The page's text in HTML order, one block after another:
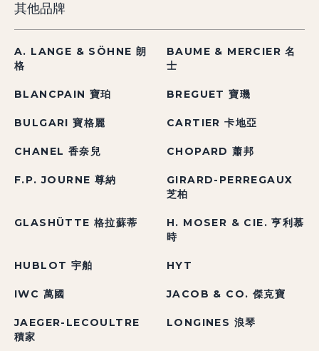
其他品牌
A. LANGE & SÖHNE 朗
格
BAUME & MERCIER 名
士
BLANCPAIN 寶珀 BREGUET 寶璣
BULGARI 寶格麗 CARTIER 卡地亞
CHANEL 香奈兒 CHOPARD 蕭邦
F.P. JOURNE 尊納
GIRARD-PERREGAUX
芝柏
GLASHÜTTE 格拉蘇蒂
H. MOSER & CIE. 亨利慕
時
HUBLOT 宇舶 HYT
IWC 萬國 JACOB & CO. 傑克寶
JAEGER-LECOULTRE
積家
LONGINES 浪琴